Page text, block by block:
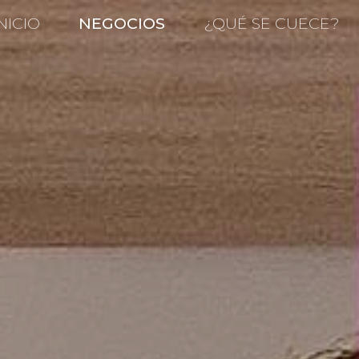
NEGOCIOS ¿QUÉ SE CUECE?